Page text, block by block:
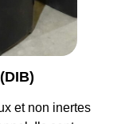
et non inertes